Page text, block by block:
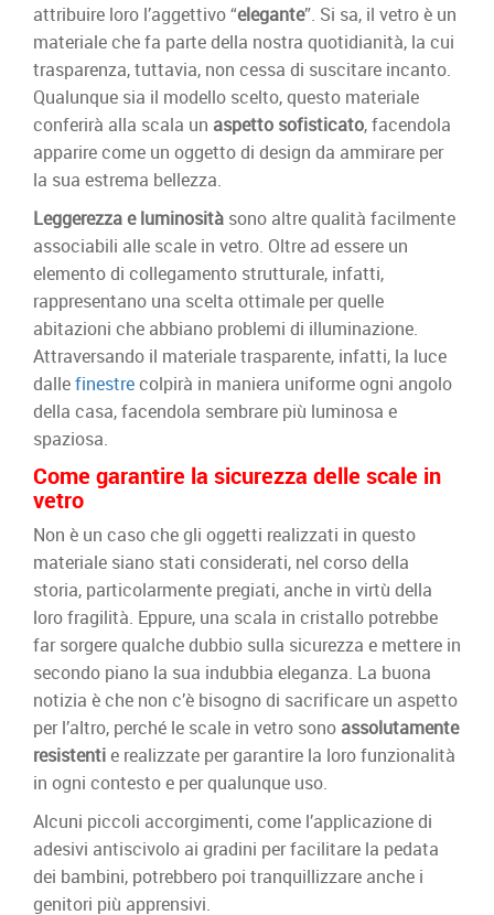
attribuire loro l’aggettivo “elegante”. Si sa, il vetro è un
materiale che fa parte della nostra quotidianità, la cui
trasparenza, tuttavia, non cessa di suscitare incanto.
Qualunque sia il modello scelto, questo materiale
conferirà alla scala un aspetto sofisticato, facendola
apparire come un oggetto di design da ammirare per
la sua estrema bellezza.
Leggerezza e luminosità sono altre qualità facilmente
associabili alle scale in vetro. Oltre ad essere un
elemento di collegamento strutturale, infatti,
rappresentano una scelta ottimale per quelle
abitazioni che abbiano problemi di illuminazione.
Attraversando il materiale trasparente, infatti, la luce
dallefinestrecolpirà in maniera uniforme ogni angolo
della casa, facendola sembrare più luminosa e
spaziosa.
Come garantire la sicurezza delle scale in
vetro
Non è un caso che gli oggetti realizzati in questo
materiale siano stati considerati, nel corso della
storia, particolarmente pregiati, anche in virtù della
loro fragilità. Eppure, una scala in cristallo potrebbe
far sorgere qualche dubbio sulla sicurezza e mettere in
secondo piano la sua indubbia eleganza. La buona
notizia è che non c’è bisogno di sacrificare un aspetto
per l’altro, perché le scale in vetro sono assolutamente
resistentie realizzate per garantire la loro funzionalità
in ogni contesto e per qualunque uso.
Alcuni piccoli accorgimenti, come l’applicazione di
adesivi antiscivolo ai gradini per facilitare la pedata
dei bambini, potrebbero poi tranquillizzare anche i
genitori più apprensivi.